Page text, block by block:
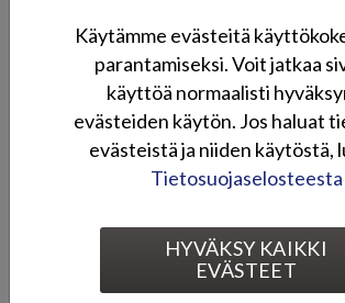
Tutustu Honda-mönkijämallistoon:
www.hondamonkijat.fi
Ota yhteyttä
Honda-mönkijät sosiaalisessa mediassa:
Honda-mönkijät Facebookissa
Käytämme evästeitä
parantamiseksi. Voit jatkaa
käyttöä normaalisti
evästeiden käytön. Jos haluat
evästeistä ja niiden käytöstä,
Tietosuojaselosteesta
HYVÄKSY KAIKKI
EVÄSTEET